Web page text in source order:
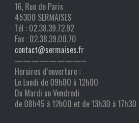
16, Rue de Paris
45300 SERMAISES
Tél : 02.38.39.72.92
Fax : 02.38.39.00.70
contact@sermaises.fr
————————–
Horaires d’ouverture :
Le Lundi de 09h00 à 12h00
Du Mardi au Vendredi
de 08h45 à 12h00 et de 13h30 à 17h30